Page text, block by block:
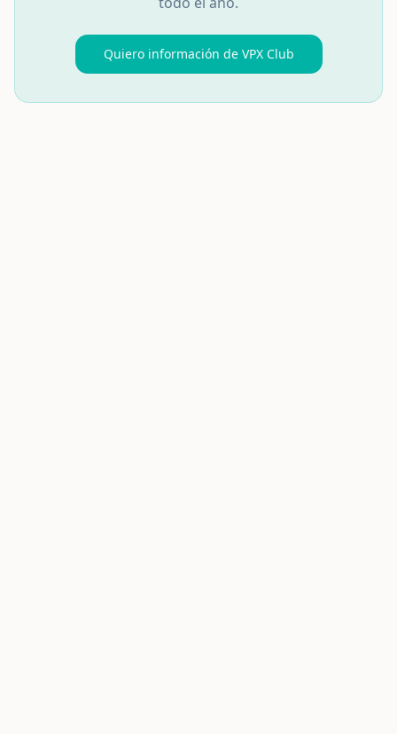
Quiero información de VPX Club